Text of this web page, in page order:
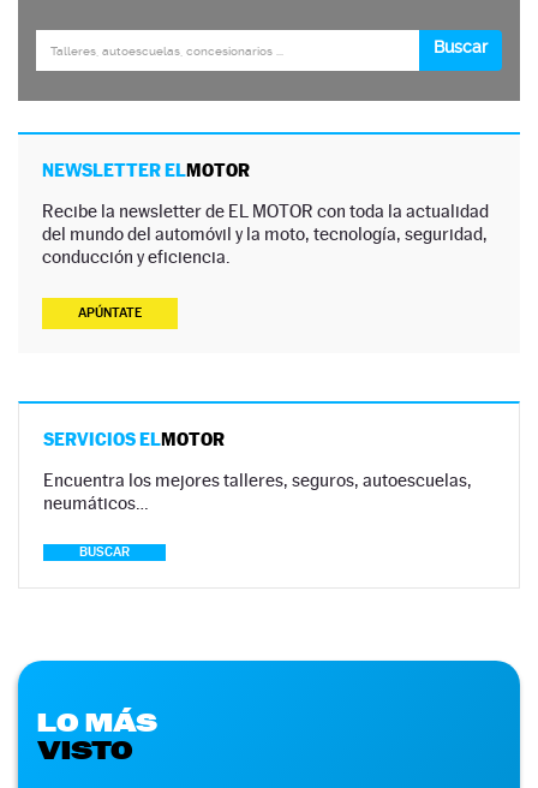
NEWSLETTER ELMOTOR
Recibe la newsletter de EL MOTOR con toda la actualidad
del mundo del automóvil y la moto, tecnología, seguridad,
conducción y eficiencia.
APÚNTATE
SERVICIOS ELMOTOR
Encuentra los mejores talleres, seguros, autoescuelas,
neumáticos…
BUSCAR
LO MÁS
VISTO